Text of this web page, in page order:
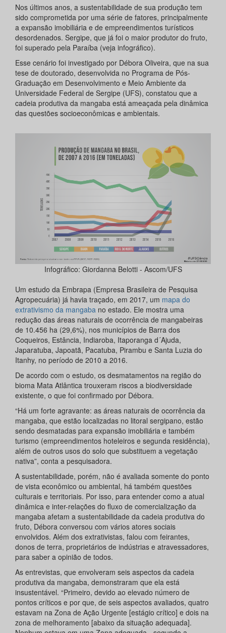
Nos últimos anos, a sustentabilidade de sua produção tem
sido comprometida por uma série de fatores, principalmente
a expansão imobiliária e de empreendimentos turísticos
desordenados. Sergipe, que já foi o maior produtor do fruto,
foi superado pela Paraíba (veja infográfico).
Esse cenário foi investigado por Débora Oliveira, que na sua
tese de doutorado, desenvolvida no Programa de Pós-
Graduação em Desenvolvimento e Meio Ambiente da
Universidade Federal de Sergipe (UFS), constatou que a
cadeia produtiva da mangaba está ameaçada pela dinâmica
das questões socioeconômicas e ambientais.
Infográfico: Giordanna Belotti - Ascom/UFS
Um estudo da Embrapa (Empresa Brasileira de Pesquisa
Agropecuária) já havia traçado, em 2017, um mapa do
extrativismo da mangaba no estado. Ele mostra uma
redução das áreas naturais de ocorrência de mangabeiras
de 10.456 ha (29,6%), nos municípios de Barra dos
Coqueiros, Estância, Indiaroba, Itaporanga d´Ajuda,
Japaratuba, Japoatã, Pacatuba, Pirambu e Santa Luzia do
Itanhy, no período de 2010 a 2016.
De acordo com o estudo, os desmatamentos na região do
bioma Mata Atlântica trouxeram riscos a biodiversidade
existente, o que foi confirmado por Débora.
“Há um forte agravante: as áreas naturais de ocorrência da
mangaba, que estão localizadas no litoral sergipano, estão
sendo desmatadas para expansão imobiliária e também
turismo (empreendimentos hoteleiros e segunda residência),
além de outros usos do solo que substituem a vegetação
nativa”, conta a pesquisadora.
A sustentabilidade, porém, não é avaliada somente do ponto
de vista econômico ou ambiental, há também questões
culturais e territoriais. Por isso, para entender como a atual
dinâmica e inter-relações do fluxo de comercialização da
mangaba afetam a sustentabilidade da cadeia produtiva do
fruto, Débora conversou com vários atores sociais
envolvidos. Além dos extrativistas, falou com feirantes,
donos de terra, proprietários de indústrias e atravessadores,
para saber a opinião de todos.
As entrevistas, que envolveram seis aspectos da cadeia
produtiva da mangaba, demonstraram que ela está
insustentável. “Primeiro, devido ao elevado número de
pontos críticos e por que, de seis aspectos avaliados, quatro
estavam na Zona de Ação Urgente [estágio crítico] e dois na
zona de melhoramento [abaixo da situação adequada].